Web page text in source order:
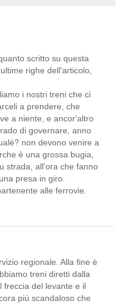
scritto su questa
righe dell'articolo,
i nostri treni che ci
a prendere, che
a niente, e ancor'altro
di governare, anno
non devono venire a
è una grossa bugia,
strada, all'ora che fanno
presa in giro.
alle ferrovie.
regionale. Alla fine è
treni diretti dalla
freccia del levante e il
più scandaloso che